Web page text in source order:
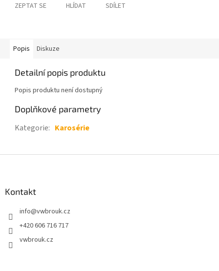
ZEPTAT SE HLÍDAT SDÍLET
Popis Diskuze
Detailní popis produktu
Popis produktu není dostupný
Doplňkové parametry
Kategorie: Karosérie
Kontakt
info@vwbrouk.cz
+420 606 716 717
vwbrouk.cz